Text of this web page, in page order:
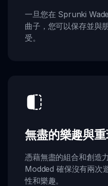
一旦您在 Sprunki
曲子，您可以保存並與
受。
無盡的樂趣與
憑藉無盡的組合和創造
Modded 確保沒有兩次
性和樂趣。